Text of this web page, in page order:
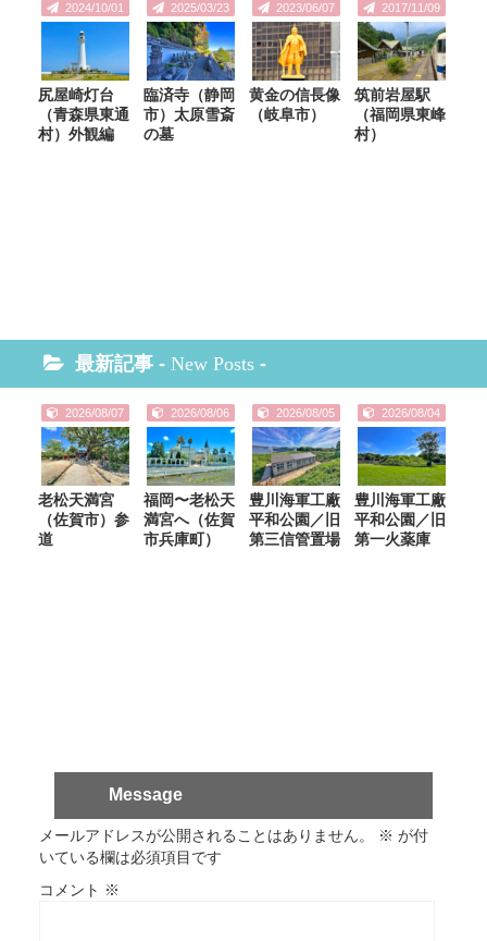
2024/10/01
尻屋崎灯台
（青森県東通
村）外観編
2025/03/23
臨済寺（静岡
市）太原雪斎
の墓
2023/06/07
黄金の信長像
（岐阜市）
2017/11/09
筑前岩屋駅
（福岡県東峰
村）
最新記事 - New Posts -
2026/08/07
老松天満宮
（佐賀市）参
道
2026/08/06
福岡〜老松天
満宮へ（佐賀
市兵庫町）
2026/08/05
豊川海軍工廠
平和公園／旧
第三信管置場
2026/08/04
豊川海軍工廠
平和公園／旧
第一火薬庫
Message
メールアドレスが公開されることはありません。 ※ が付
いている欄は必須項目です
コメント ※